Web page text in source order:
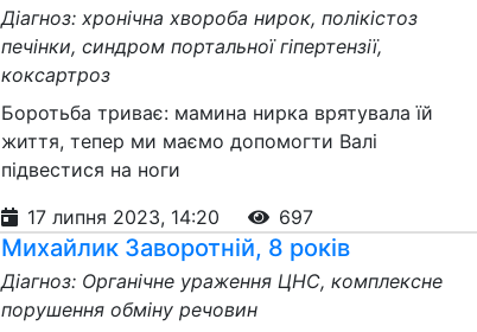
Діагноз: хронічна хвороба нирок, полікістоз
печінки, синдром портальної гіпертензії,
коксартроз
Боротьба триває: мамина нирка врятувала їй
життя, тепер ми маємо допомогти Валі
підвестися на ноги
17 липня 2023, 14:20
697
Михайлик Заворотній, 8 років
Діагноз: Органічне ураження ЦНС, комплексне
порушення обміну речовин